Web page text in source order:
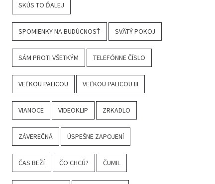
SKÚS TO ĎALEJ
SPOMIENKY NA BUDÚCNOSŤ SVÄTÝ POKOJ
SÁM PROTI VŠETKÝM TELEFÓNNE ČÍSLO
VEĽKOU PALICOU VEĽKOU PALICOU III
VIANOCE VIDEOKLIP ZRKADLO
ZÁVEREČNÁ ÚSPEŠNE ZAPOJENÍ
ČAS BEŽÍ ČO CHCÚ? ČUMIL